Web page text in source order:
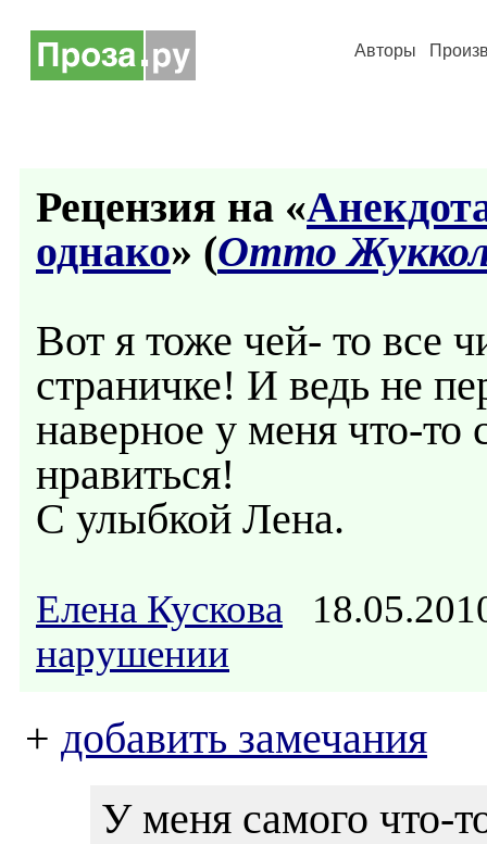
Авторы
Рецензия на «
однако» (Отто
Вот я тоже чей- то все
страничке! И ведь не
наверное у меня что-то
нравиться!
С улыбкой Лена.
Елена Кускова
нарушении
+ добавить замечания
У меня самого что-